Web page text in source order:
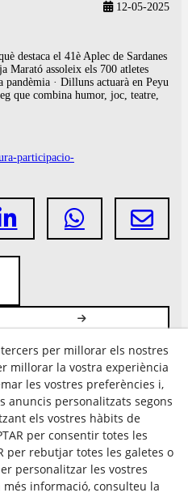
12-05-2025
destaca el 41è Aplec de Sardanes
Marató assoleix els 700 atletes
· Dilluns actuarà en Peyu
que combina humor, joc, teatre,
participacio-
per millorar els nostres
millorar la vostra experiència
les vostres preferències i,
anuncis personalitzats segons
els vostres hàbits de
per consentir totes les
per rebutjar totes les galetes o
personalitzar les vostres
informació, consulteu la